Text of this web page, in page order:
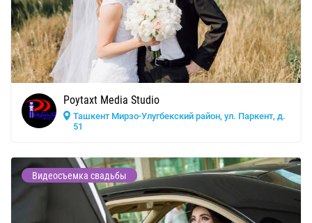
Poytaxt Media Studio
Ташкент Мирзо-Улугбекский район, ул. Паркент, д.
51
Видеосъемка свадьбы